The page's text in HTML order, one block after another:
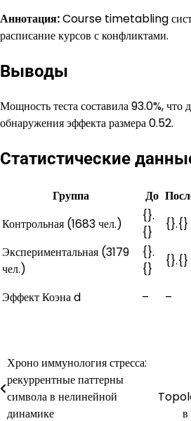
Аннотация:Course timetabling
расписание курсов с конфликтами.
Выводы
Мощность теста составила 93.0%, что
обнаружения эффекта размера 0.52.
Статистические
Группа До
Контрольная (1683 чел.)
{}.
{}
{}.{}
Экспериментальная (3179
чел.)
{}.
{}
{}.{}
Эффект Коэна d – –
Навигация
по
Хроно иммунология стресса:
рекуррентные паттерны
символа в нелинейной
динамике